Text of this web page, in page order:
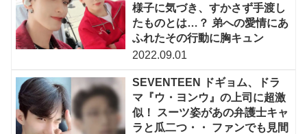
様子に気づき、すかさず手渡し
たものとは…？ 弟への愛情にあ
ふれたその行動に胸キュン
2022.09.01
SEVENTEEN ドギョム、ドラ
マ『ウ・ヨンウ』の上司に超激
似！ スーツ姿があの弁護士キャ
ラと瓜二つ・・ ファンでも見間